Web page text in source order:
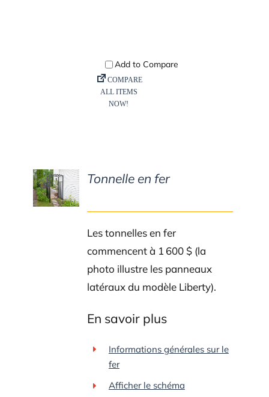
DETAILS
Tonnelle en fer
Les tonnelles en fer
commencent à 1 600 $ (la
photo illustre les panneaux
latéraux du modèle Liberty).
En savoir plus
Informations générales sur le
fer
Afficher le schéma